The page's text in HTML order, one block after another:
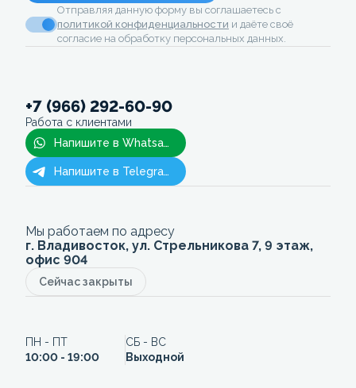
Отправляя данную форму вы соглашаетесь с
политикой конфиденциальности и даёте своё
согласие на обработку персональных данных.
+7 (966) 292-60-90
Работа с клиентами
Напишите в Whatsapp
Напишите в Telegram
Мы работаем по адресу
г. Владивосток, ул. Стрельникова 7, 9 этаж,
офис 904
Сейчас закрыты
ПН - ПТ
10:00 - 19:00
СБ - ВС
Выходной